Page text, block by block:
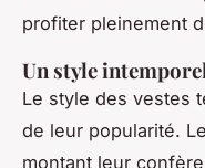
profiter pleinement
Un style
Le style des vestes
de leur popularité.
montant leur